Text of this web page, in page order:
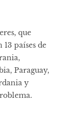
que
países de
Paraguay,
y